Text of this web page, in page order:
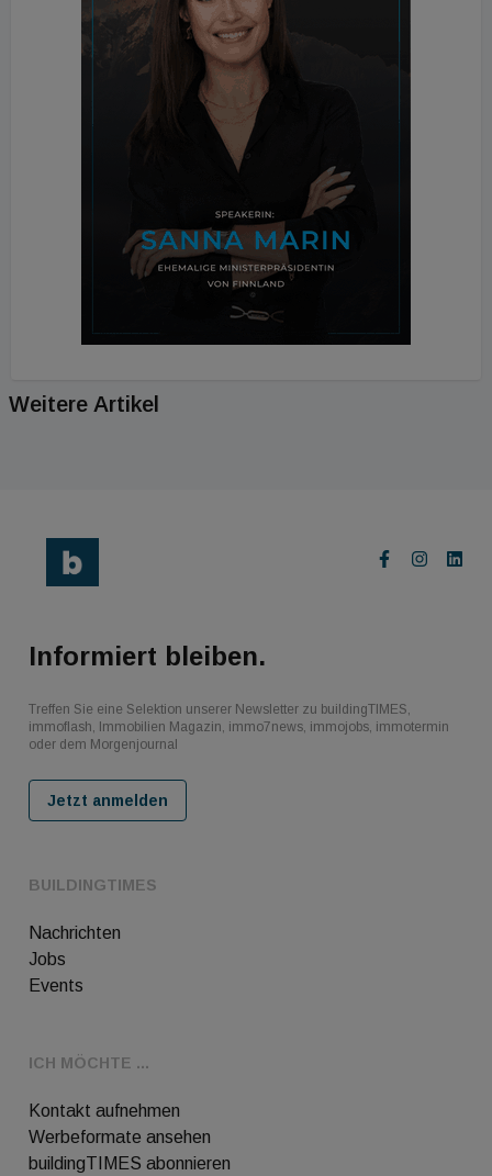
Weitere Artikel
BUILDINGTIMES
Nachrichten
Jobs
Events
ICH MÖCHTE ...
Kontakt aufnehmen
Werbeformate ansehen
buildingTIMES abonnieren
Informiert bleiben.
Treffen Sie eine Selektion unserer Newsletter zu buildingTIMES,
immoflash, Immobilien Magazin, immo7news, immojobs, immotermin
oder dem Morgenjournal
Jetzt anmelden